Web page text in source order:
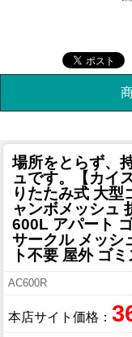
場所をとらず、
ュです。
【カイ
りたたみ式 大
ャンボメッシュ
600L アパート
サークル メッシ
ト不要 屋外 ゴ
AC600R
本店サイト価格：